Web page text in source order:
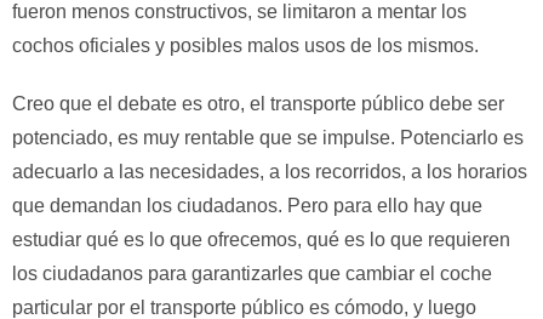
fueron menos constructivos, se limitaron a mentar los
cochos oficiales y posibles malos usos de los mismos.
Creo que el debate es otro, el transporte público debe ser
potenciado, es muy rentable que se impulse. Potenciarlo es
adecuarlo a las necesidades, a los recorridos, a los horarios
que demandan los ciudadanos. Pero para ello hay que
estudiar qué es lo que ofrecemos, qué es lo que requieren
los ciudadanos para garantizarles que cambiar el coche
particular por el transporte público es cómodo, y luego